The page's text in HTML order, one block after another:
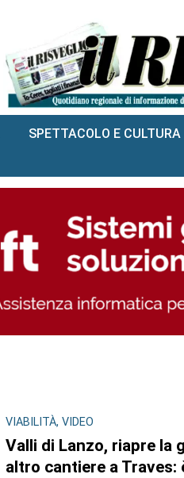
SPETTACOLO E CULTURA
VIABILITÀ, VIDEO
Valli di Lanzo, riapre la
altro cantiere a